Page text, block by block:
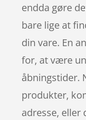
endda gøre
bare lige at
din vare. En
for, at være
åbningstider.
produkter,
adresse, eller